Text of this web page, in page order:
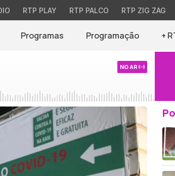
RTP PLAY RTP PALCO RTP ZIG ZAG
Programas Programação +
NO AR